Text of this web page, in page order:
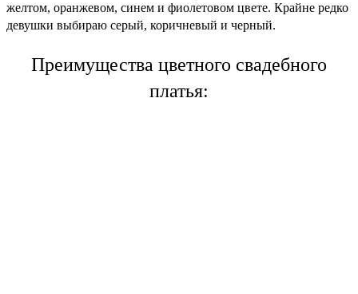
желтом, оранжевом, синем и фиолетовом цвете. Крайне редко
девушки выбираю серый, коричневый и черный.
Преимущества цветного свадебного
платья: